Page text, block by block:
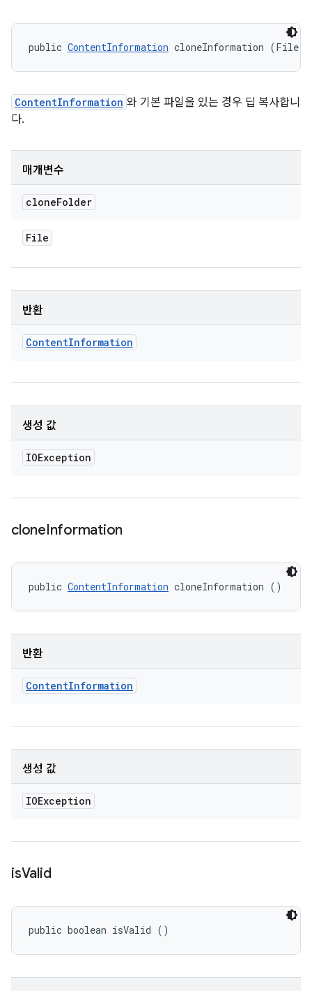
public ContentInformation cloneInformation (File
ContentInformation 와 기본 파일을 있는 경우 딥 복사합니
다.
매개변수
cloneFolder
File
반환
ContentInformation
생성 값
IOException
cloneInformation
public ContentInformation cloneInformation ()
반환
ContentInformation
생성 값
IOException
isValid
public boolean isValid ()